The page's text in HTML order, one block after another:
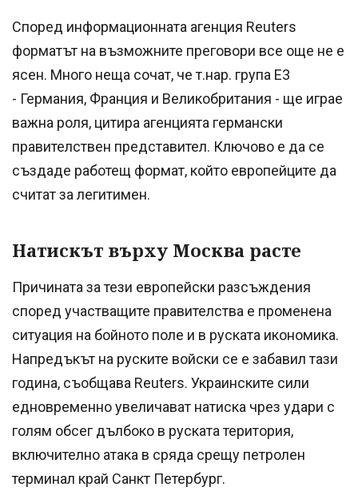
Според информационната агенция Reuters
форматът на възможните преговори все още не е
ясен. Много неща сочат, че т.нар. група Е3
- Германия, Франция и Великобритания - ще играе
важна роля, цитира агенцията германски
правителствен представител. Ключово е да се
създаде работещ формат, който европейците да
считат за легитимен.
Натискът върху Москва расте
Причината за тези европейски разсъждения
според участващите правителства е променена
ситуация на бойното поле и в руската икономика.
Напредъкът на руските войски се е забавил тази
година, съобщава Reuters. Украинските сили
едновременно увеличават натиска чрез удари с
голям обсег дълбоко в руската територия,
включително атака в сряда срещу петролен
терминал край Санкт Петербург.